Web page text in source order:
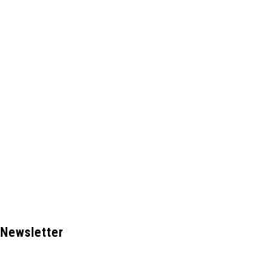
Newsletter